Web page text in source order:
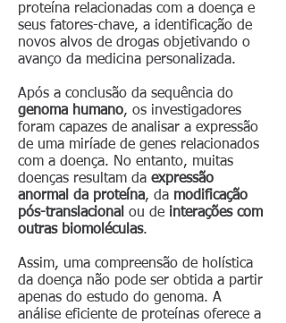
proteína relacionadas com a doença e
seus fatores-chave, a identificação de
novos alvos de drogas objetivando o
avanço da medicina personalizada.
Após a conclusão da sequência do
genoma humano, os investigadores
foram capazes de analisar a expressão
de uma miríade de genes relacionados
com a doença. No entanto, muitas
doenças resultam da expressão
anormal da proteína, da modificação
pós-translacional ou de interações com
outras biomoléculas.
Assim, uma compreensão de holística
da doença não pode ser obtida a partir
apenas do estudo do genoma. A
análise eficiente de proteínas oferece a